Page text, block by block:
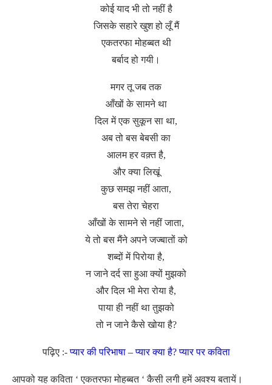
कोई याद भी तो नहीं है
जिसके सहारे खुश हो लूँ मैं
एकतरफा मोहब्बत थी
बर्बाद हो गयी।
मगर तू जब तक
आँखों के सामने था
दिल में एक सुकून सा था,
अब तो बस बेबसी का
आलम हर वक़्त है,
और क्या लिखूं
कुछ समझ नहीं आता,
बस तेरा चेहरा
आँखों के सामने से नहीं जाता,
ये तो बस मैंने अपने जज्बातों को
शब्दों में पिरोया है,
न जाने दर्द सा हुआ क्यों मुझको
और दिल भी मेरा रोया है,
पाया ही नहीं था तुझको
तो न जाने कैसे खोया है?
पढ़िए :-प्यार की परिभाषा – प्यार क्या है? प्यार पर कविता
आपको यह कविता ‘ एकतरफा मोहब्बत ‘ कैसी लगी हमें अवश्य बतायें।